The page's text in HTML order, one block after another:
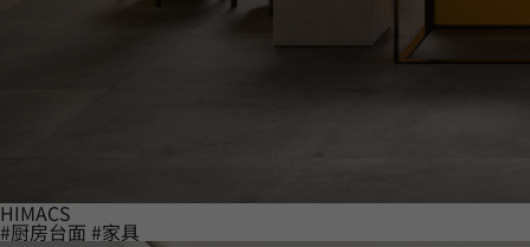
HIMACS
#厨房台面 #家具